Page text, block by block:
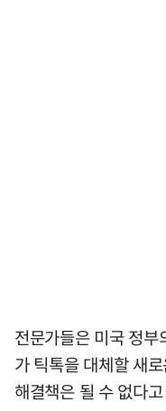
전문가들은 미국 정
가 틱톡을 대체할 새
해결책은 될 수 없다